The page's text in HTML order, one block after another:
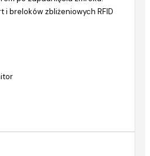
breloków zbliżeniowych RFID